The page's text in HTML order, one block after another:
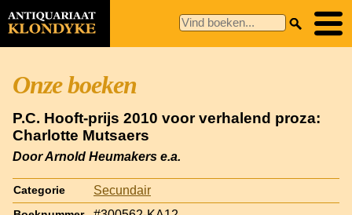
Onze boeken
P.C. Hooft-prijs 2010 voor verhalend proza:
Charlotte Mutsaers
Door Arnold Heumakers e.a.
Categorie Secundair